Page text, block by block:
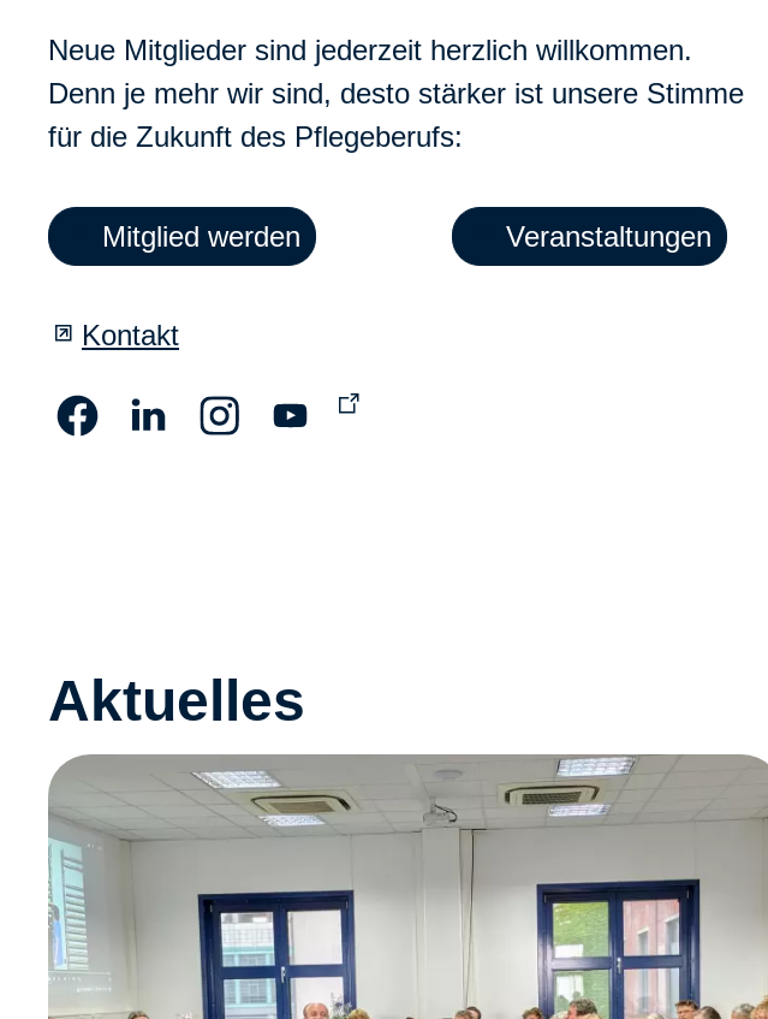
Neue Mitglieder sind jederzeit herzlich willkommen.
Denn je mehr wir sind, desto stärker ist unsere Stimme
für die Zukunft des Pflegeberufs:
Mitglied werden Veranstaltungen
Kontakt
Aktuelles